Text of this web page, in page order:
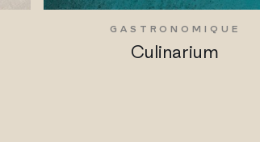
GASTRONOMIQUE
Culinarium